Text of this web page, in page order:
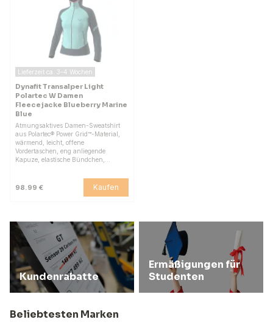
Lieferzeit ca. 3–4 Wochen
Dynafit Transalper Light
Polartec W Damen
Fleecejacke Blueberry Marine
Blue
Atmungsaktives Damen-Sweatshirt
aus Polartec® Power Grid™-Material,
wärmend, leicht, offene
Vordertaschen, eng anliegende
Kapuze, elastische Bündchen,…
98.99 € Kaufen
Kundenrabatte
Ermäßigungen für
Studenten
Beliebtesten Marken